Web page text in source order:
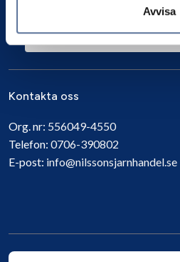
Avvisa
Kontakta oss
Org. nr: 556049-4550
Telefon: 0706-390802
E-post: info@nilssonsjarnhandel.se